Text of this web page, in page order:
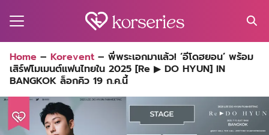
for:
Home – Korevent – พี่พระเอกมาแล้ว! ‘อีโดฮยอน’ พร้อม
เสิร์ฟโมเมนต์แฟนไทยใน 2025 [Re ▶ DO HYUN] IN
BANGKOK ล็อกคิว 19 ก.ค.นี้